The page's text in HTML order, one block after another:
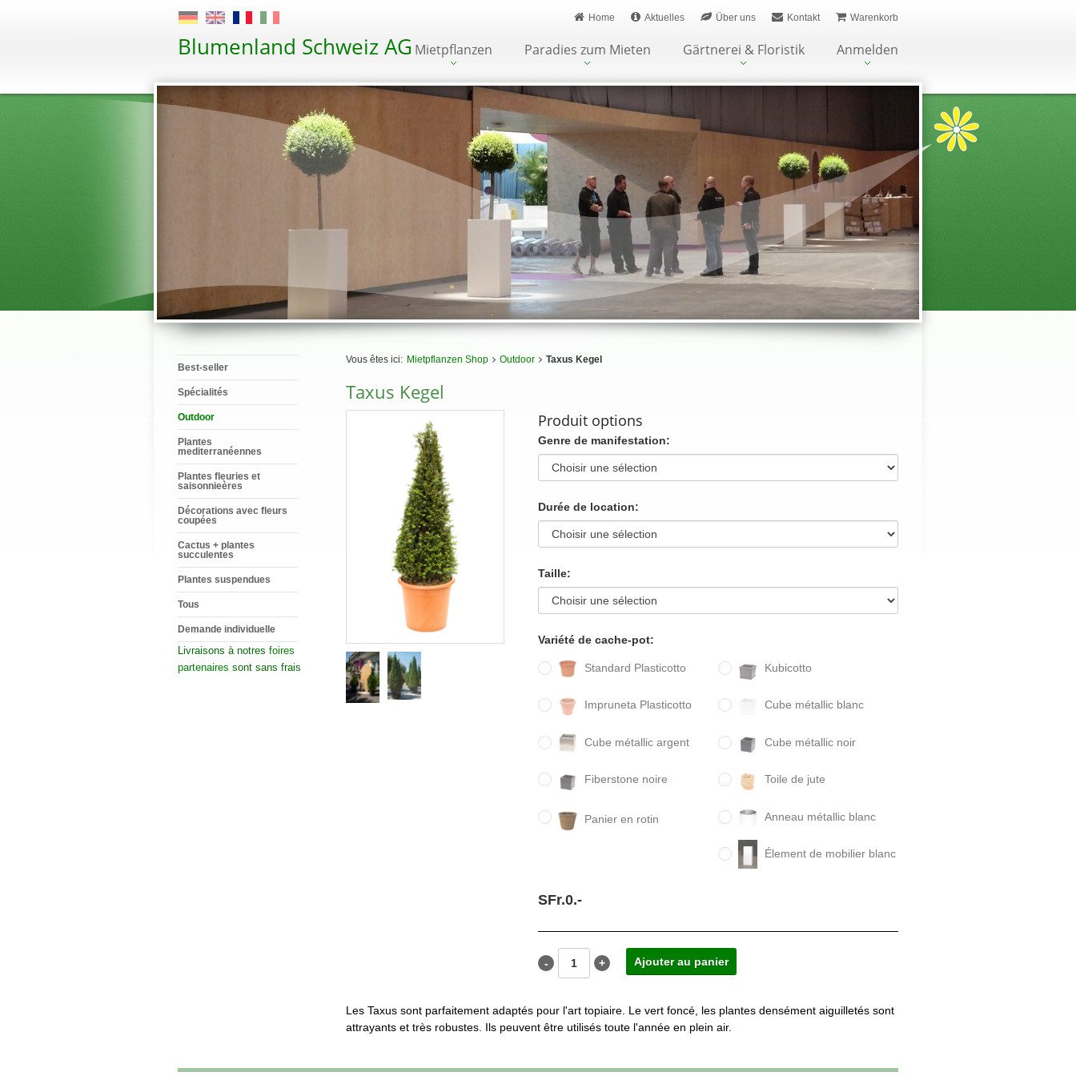
Blumenland Schweiz AG Mietpflanzen Paradies zum Mieten Gärtnerei & Floristik Anmelden
Home Aktuelles Über uns Kontakt Warenkorb
Best-seller
Spécialités
Outdoor
Plantes
mediterranéennes
Plantes fleuries et
saisonnieères
Décorations avec fleurs
coupées
Cactus + plantes
succulentes
Plantes suspendues
Tous
Demande individuelle
Livraisons à notres foires
partenaires sont sans frais
Vous êtes ici: Mietpflanzen Shop Outdoor Taxus Kegel
Taxus Kegel
Produit options
Genre de manifestation:
Durée de location:
Taille:
Variété de cache-pot:
Standard Plasticotto Kubicotto
Impruneta Plasticotto Cube métallic blanc
Cube métallic argent Cube métallic noir
Fiberstone noire Toile de jute
Panier en rotin Anneau métallic blanc
Élement de mobilier blanc
SFr.0.-
Les Taxus sont parfaitement adaptés pour l'art topiaire. Le vert foncé, les plantes densément aiguilletés sont
attrayants et très robustes. Ils peuvent être utilisés toute l'année en plein air.